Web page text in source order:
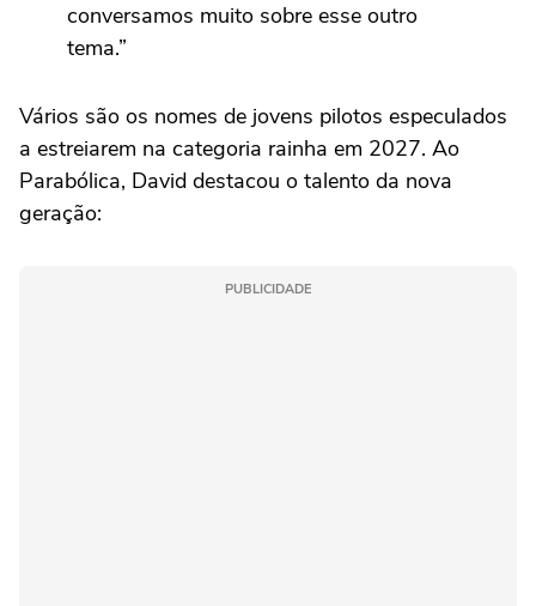
conversamos muito sobre esse outro
tema.”
Vários são os nomes de jovens pilotos especulados
a estreiarem na categoria rainha em 2027. Ao
Parabólica, David destacou o talento da nova
geração:
PUBLICIDADE